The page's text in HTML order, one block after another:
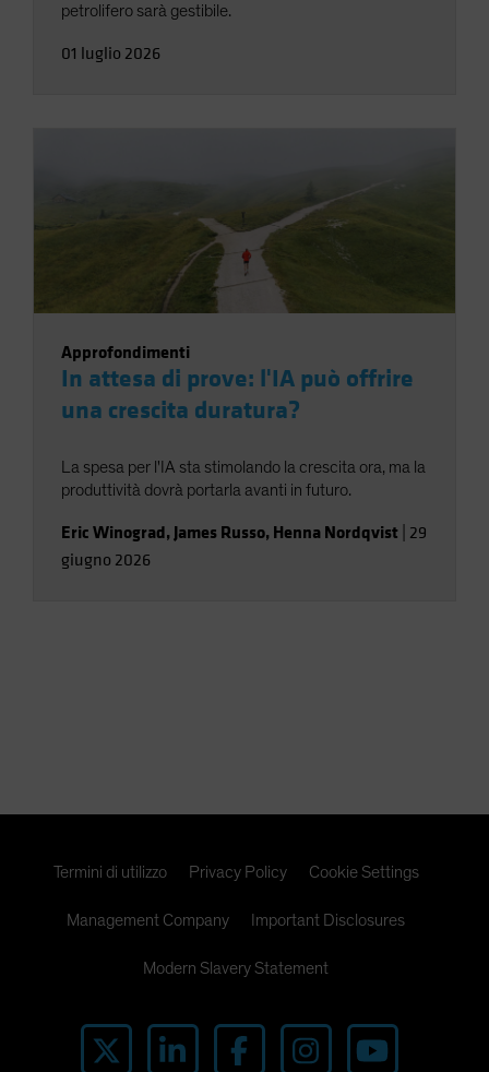
petrolifero sarà gestibile.
01 luglio 2026
Approfondimenti
In attesa di prove: l'IA può offrire
una crescita duratura?
La spesa per l'IA sta stimolando la crescita ora, ma la
produttività dovrà portarla avanti in futuro.
Eric Winograd, James Russo, Henna Nordqvist 29
giugno 2026
Termini di utilizzo Privacy Policy Cookie Settings
Management Company Important Disclosures
Modern Slavery Statement